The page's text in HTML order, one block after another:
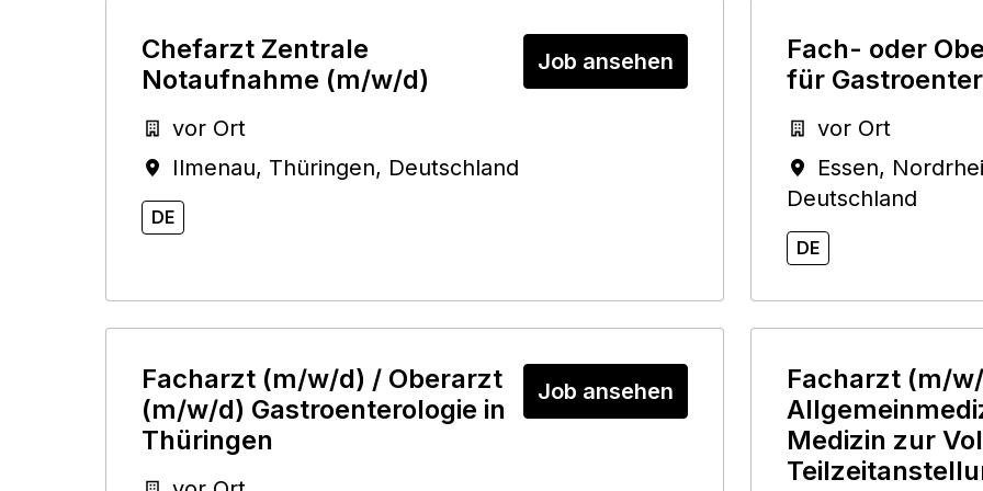
Chefarzt Zentrale
Notaufnahme (m/w/d)
vor Ort
Ilmenau, Thüringen, Deutschland
Job ansehen
DE
Fach- oder
für
vor Ort
Essen,
Deutschland
DE
Facharzt (m/w/d) / Oberarzt
(m/w/d) Gastroenterologie in
Thüringen
Job ansehen
Facharzt (m/
Medizin zur